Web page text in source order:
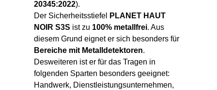
20345:2022).
Der Sicherheitsstiefel
PLANET HAUT
NOIR S3S ist zu 100% metallfrei. Aus
diesem Grund eignet er sich besonders für
Bereiche mit Metalldetektoren.
Desweiteren ist er für das Tragen in
folgenden Sparten besonders geeignet:
Handwerk, Dienstleistungsunternehmen,